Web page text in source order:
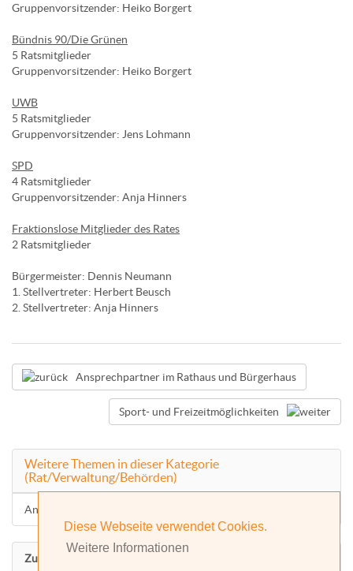
Diese Webseite verwendet Cookies.
Weitere Informationen
Gruppenvorsitzender: Heiko Borgert
Bündnis 90/Die Grünen
5 Ratsmitglieder
Gruppenvorsitzender: Heiko Borgert
UWB
5 Ratsmitglieder
Gruppenvorsitzender: Jens Lohmann
SPD
4 Ratsmitglieder
Gruppenvorsitzender: Anja Hinners
Fraktionslose Mitglieder des Rates
2 Ratsmitglieder
Bürgermeister: Dennis Neumann
1. Stellvertreter: Herbert Beusch
2. Stellvertreter: Anja Hinners
Ansprechpartner im Rathaus und Bürgerhaus
Sport- und Freizeitmöglichkeiten
Weitere Themen in dieser Kategorie
(Rat/Verwaltung/Behörden)
Ansprechpartner im Rathaus und Bürgerhaus
Zurück nach oben